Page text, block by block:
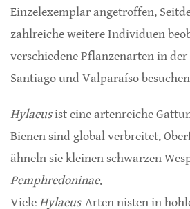
Einzelexemplar angetroffen.
zahlreiche weitere Individuen
verschiedene Pflanzenarten in
Santiago und Valparaíso
Hylaeusist eine artenreiche
Bienen sind global verbreitet.
ähneln sie kleinen schwarzen
Pemphredoninae.
VieleHylaeus-Arten nisten in